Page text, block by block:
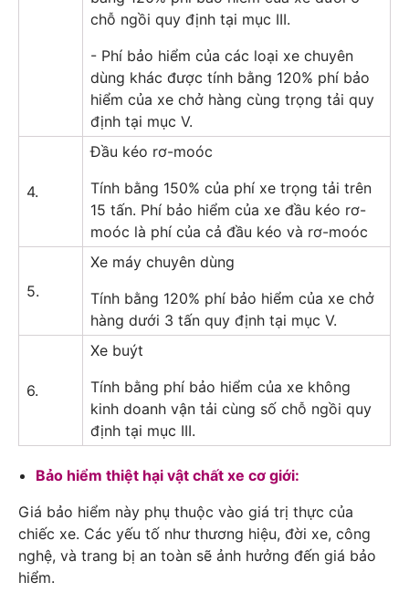
chỗ ngồi quy định tại mục III.
- Phí bảo hiểm của các loại xe chuyên
dùng khác được tính bằng 120% phí bảo
hiểm của xe chở hàng cùng trọng tải quy
định tại mục V.
4.
Đầu kéo rơ-moóc
Tính bằng 150% của phí xe trọng tải trên
15 tấn. Phí bảo hiểm của xe đầu kéo rơ-
moóc là phí của cả đầu kéo và rơ-moóc
5.
Xe máy chuyên dùng
Tính bằng 120% phí bảo hiểm của xe chở
hàng dưới 3 tấn quy định tại mục V.
6.
Xe buýt
Tính bằng phí bảo hiểm của xe không
kinh doanh vận tải cùng số chỗ ngồi quy
định tại mục III.
Bảo hiểm thiệt hại vật chất xe cơ giới:
Giá bảo hiểm này phụ thuộc vào giá trị thực của
chiếc xe. Các yếu tố như thương hiệu, đời xe, công
nghệ, và trang bị an toàn sẽ ảnh hưởng đến giá bảo
hiểm.